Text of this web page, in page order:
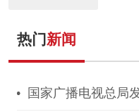
热门 新闻
国家广播电视总局